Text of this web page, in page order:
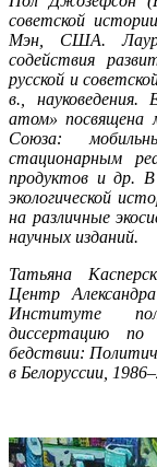
советской
Мэн, США.
содействия
русской и
в., науковедения.
атом» посвящена
Союза:
стационарным
продуктов и др. В
экологической
на различные
научных изданий.
Татьяна
Центр
Институте
диссертацию
бедствии:
в Белоруссии,